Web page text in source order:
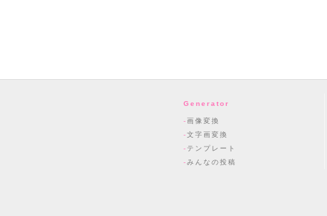
Generator
画像変換
文字画変換
テンプレート
みんなの投稿